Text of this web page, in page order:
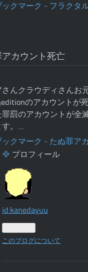
アカウント死亡
さんクラウディさんお
editionのアカウントが
罰のアカウントが全
す。…
プロフィール
id:kanedayuu
このブログについて